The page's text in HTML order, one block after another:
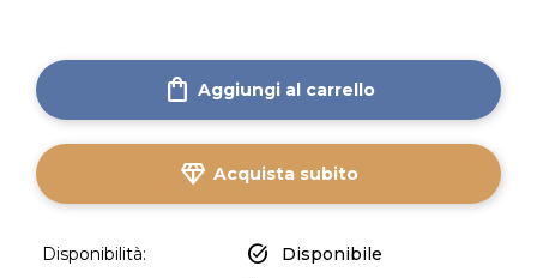
shopping_bag Aggiungi al carrello
diamond Acquista subito
Disponibilità: task_alt
Disponibile